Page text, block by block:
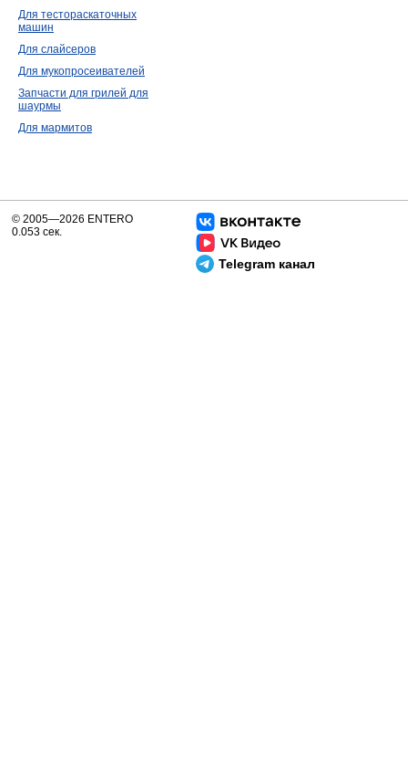
Для тестораскаточных
машин
Для слайсеров
Для мукопросеивателей
Запчасти для грилей для
шаурмы
Для мармитов
Telegram канал
© 2005—2026 ENTERO
0.053 сек.